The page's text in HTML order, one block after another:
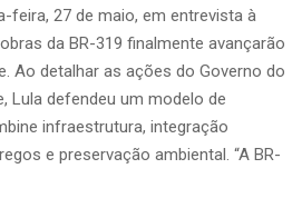
feira, 27 de maio, em entrevista à
da BR-319 finalmente avançarão
Ao detalhar as ações do Governo do
Lula defendeu um modelo de
infraestrutura, integração
e preservação ambiental. “A BR-